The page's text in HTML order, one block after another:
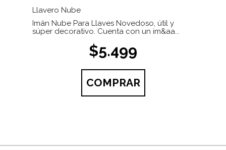
Llavero Nube
Imán Nube Para Llaves Novedoso, útil y
súper decorativo. Cuenta con un im&aa...
$5.499
COMPRAR